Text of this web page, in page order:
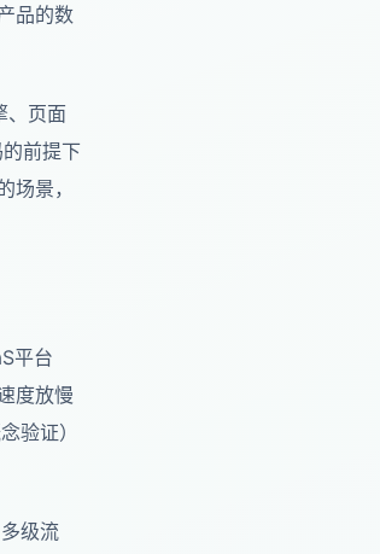
品的数
、页面
前提下
景，
平台
度放慢
验证）
级流